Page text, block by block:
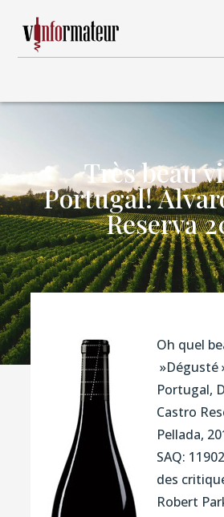
Très beau
Portugal!
Reserva
Oh quel
»Dégusté
Portugal,
Castro
Pellada,
SAQ:
des
Robert